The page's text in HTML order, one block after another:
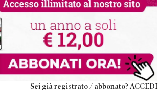
Sei già registrato / abbonato? ACCEDI